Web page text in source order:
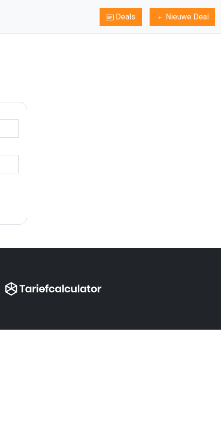
Deals Nieuwe Deal